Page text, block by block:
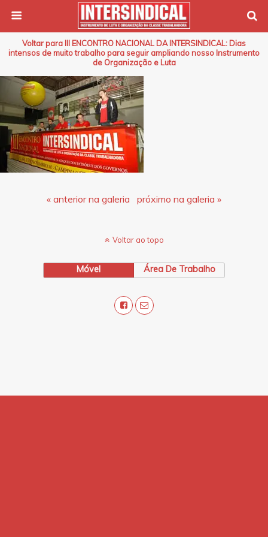
Voltar para III ENCONTRO NACIONAL DA INTERSINDICAL: Dias
intensos de muito trabalho para seguir ampliando nosso Instrumento
de Organização e Luta
« anterior na galeria próximo na galeria »
Voltar ao topo
Móvel Área De Trabalho